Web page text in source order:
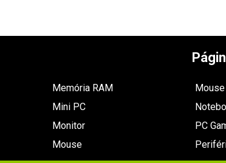
Memória RAM
Mini PC
Monitor
Mouse
PC